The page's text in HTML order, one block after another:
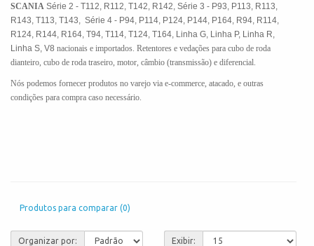
SCANIA Série 2 - T112, R112, T142, R142, Série 3 - P93, P113, R113,
R143, T113, T143, Série 4 - P94, P114, P124, P144, P164, R94, R114,
R124, R144, R164, T94, T114, T124, T164, Linha G, Linha P, Linha R,
Linha S, V8 nacionais e importados. Retentores e vedações para cubo de roda
dianteiro, cubo de roda traseiro, motor, câmbio (transmissão) e diferencial.
Nós podemos fornecer produtos no varejo via e-commerce, atacado, e outras
condições para compra caso necessário.
Produtos para comparar (0)
Organizar por: Exibir: